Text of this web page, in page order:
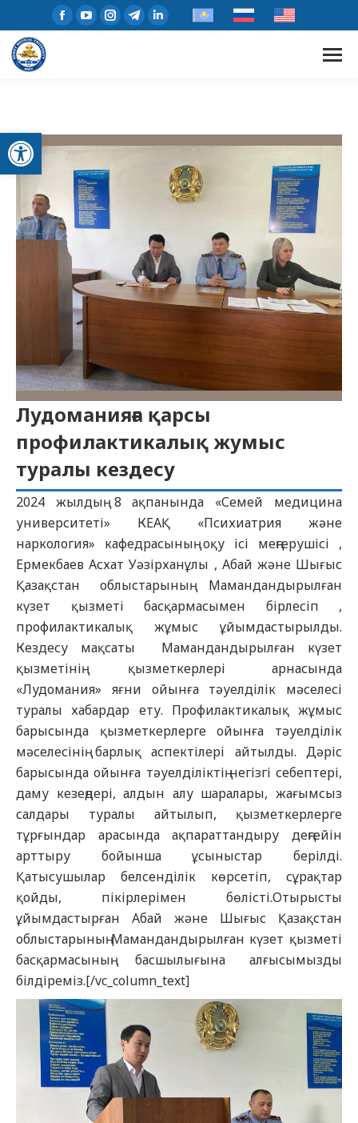
Open toolbar
Лудоманияға қарсы
профилактикалық жумыс
туралы кездесу
2024 жылдың 8 ақпанында «Семей медицина
университеті» КЕАҚ «Психиатрия және
наркология» кафедрасының оқу ісі меңгерушісі ,
Ермекбаев Асхат Уәзірханұлы , Абай және Шығыс
Қазақстан облыстарының Мамандандырылған
күзет қызметі басқармасымен бірлесіп ,
профилактикалық жұмыс ұйымдастырылды.
Кездесу мақсаты Мамандандырылған күзет
қызметінің қызметкерлері арнасында
«Лудомания» яғни ойынға тәуелділік мәселесі
туралы хабардар ету. Профилактикалық жұмыс
барысында қызметкерлерге ойынға тәуелділік
мәселесінің барлық аспектілері айтылды. Дәріс
барысында ойынға тәуелділіктің негізгі себептері,
даму кезеңдері, алдын алу шаралары, жағымсыз
салдары туралы айтылып, қызметкерлерге
тұрғындар арасында ақпараттандыру деңгейін
арттыру бойынша ұсыныстар берілді.
Қатысушылар белсенділік көрсетіп, сұрақтар
қойды, пікірлерімен бөлісті.Отырысты
ұйымдастырған Абай және Шығыс Қазақстан
облыстарының Мамандандырылған күзет қызметі
басқармасының басшылығына алғысымызды
білдіреміз.[/vc_column_text]